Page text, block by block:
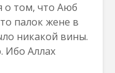
о том, что Аюб
палок жене в
никакой вины.
Ибо Аллах